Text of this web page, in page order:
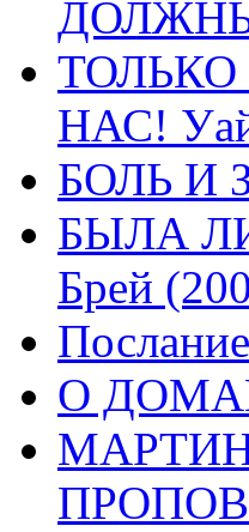
ДОЛЖНЫ
НАС!
БОЛЬ И
БЫЛА
Брей
О